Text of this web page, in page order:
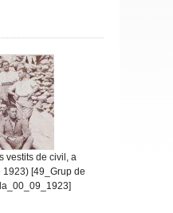
vestits de civil, a
[49_Grup de